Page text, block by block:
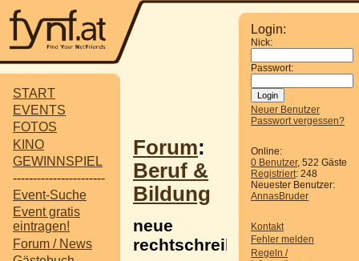
START
EVENTS
FOTOS
KINO
GEWINNSPIEL
-----------------------
Event-Suche
Event gratis
eintragen!
Forum / News
Login:
Nick:
Passwort:
Neuer Benutzer
Passwort vergessen?
Online:
0 Benutzer, 522 Gäste
Registriert: 248
Neuester Benutzer:
AnnasBruder
Kontakt
Fehler melden
Regeln /
Forum:
Beruf &
Bildung
neue
rechtschreibung